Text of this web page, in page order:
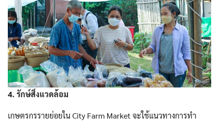
4. รักษ์สิ่งแวดล้อม
เกษตรกรรายย่อยใน City Farm Market จะใช้แนวทางการทำ